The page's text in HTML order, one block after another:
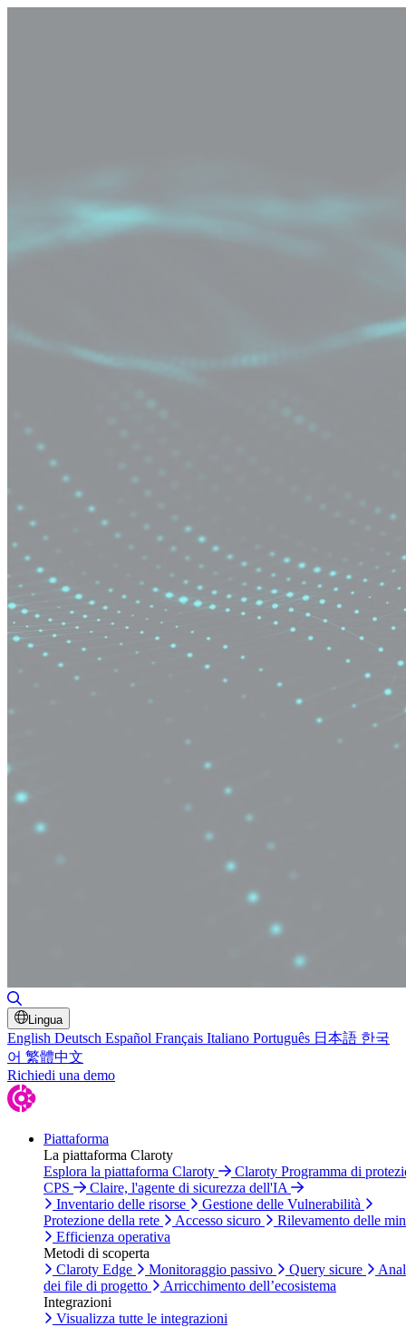
Lingua
English Deutsch Español Français Italiano Português 日本語 한국
어 繁體中文
Richiedi una demo
Piattaforma
La piattaforma Claroty
Esplora la piattaforma Claroty
Claroty Programma di
CPS
Claire, l'agente di sicurezza dell'IA
Inventario delle risorse
Gestione delle Vulnerabilità
Protezione della rete
Accesso sicuro
Rilevamento delle
Efficienza operativa
Metodi di scoperta
Claroty Edge
Monitoraggio passivo Query sicure
dei file di progetto
Arricchimento dell’ecosistema
Integrazioni
Visualizza tutte le integrazioni